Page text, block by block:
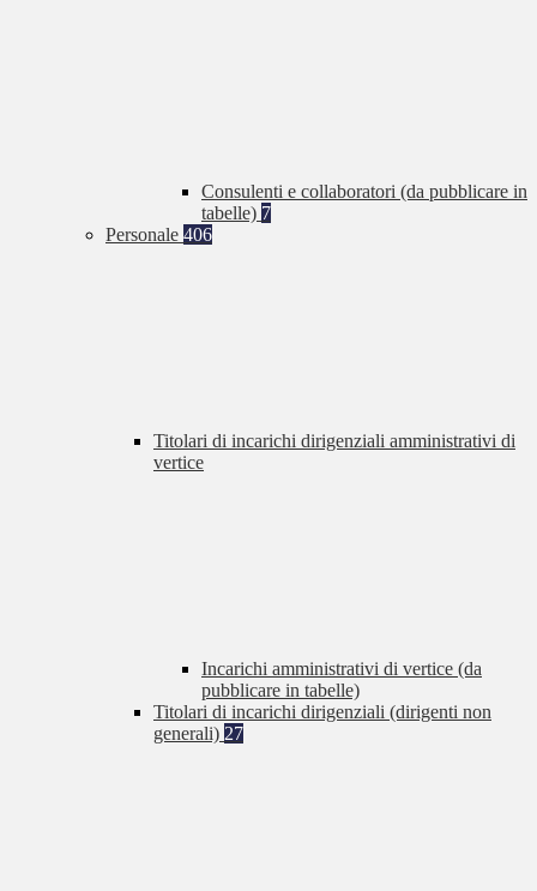
Consulenti e collaboratori (da pubblicare in
tabelle) 7
Personale 406
Titolari di incarichi dirigenziali amministrativi di
vertice
Incarichi amministrativi di vertice (da
pubblicare in tabelle)
Titolari di incarichi dirigenziali (dirigenti non
generali) 27